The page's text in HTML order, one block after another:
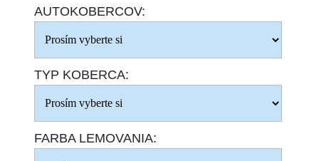
AUTOKOBERCOV:
TYP KOBERCA:
FARBA LEMOVANIA: